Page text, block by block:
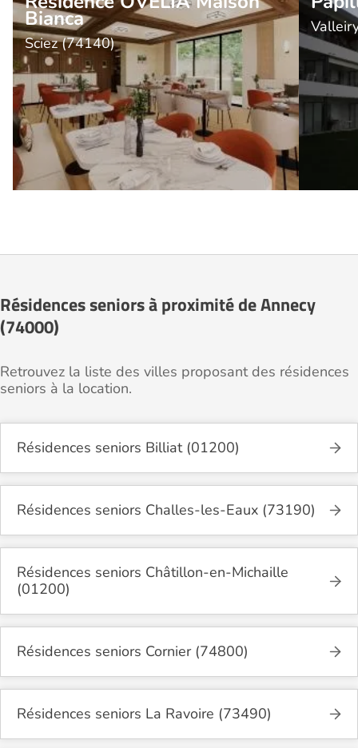
Bianca
Sciez (74140)
Résidences seniors à proximité de Annecy
(74000)
Retrouvez la liste des villes proposant des résidences
seniors à la location.
Résidences seniors Billiat (01200)
Résidences seniors Challes-les-Eaux (73190)
Résidences seniors Châtillon-en-Michaille
(01200)
Résidences seniors Cornier (74800)
Résidences seniors La Ravoire (73490)